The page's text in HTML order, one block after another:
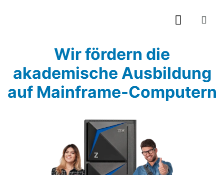
Wir fördern die
akademische Ausbildung
auf Mainframe-Computern